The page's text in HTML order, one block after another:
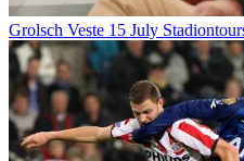
Grolsch Veste 15 July